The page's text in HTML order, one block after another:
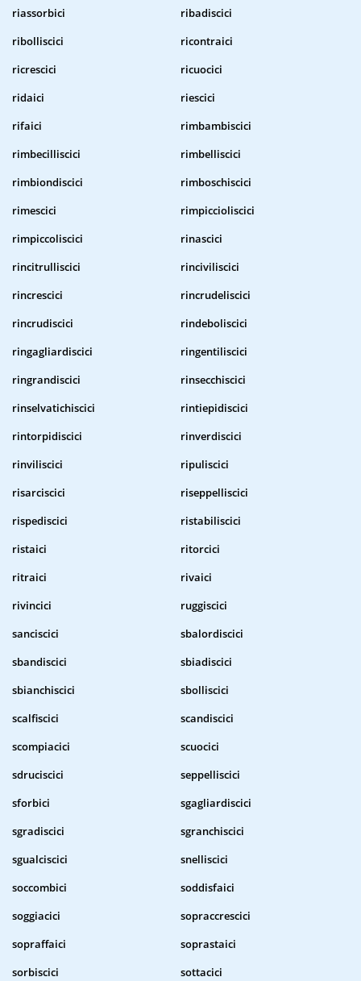
riassorbici
ribadiscici
ribolliscici
ricontraici
ricrescici
ricuocici
ridaici
riescici
rifaici
rimbambiscici
rimbecilliscici
rimbelliscici
rimbiondiscici
rimboschiscici
rimescici
rimpiccioliscici
rimpiccoliscici
rinascici
rincitrulliscici
rinciviliscici
rincrescici
rincrudeliscici
rincrudiscici
rindeboliscici
ringagliardiscici
ringentiliscici
ringrandiscici
rinsecchiscici
rinselvatichiscici
rintiepidiscici
rintorpidiscici
rinverdiscici
rinviliscici
ripuliscici
risarciscici
riseppelliscici
rispediscici
ristabiliscici
ristaici
ritorcici
ritraici
rivaici
rivincici
ruggiscici
sanciscici
sbalordiscici
sbandiscici
sbiadiscici
sbianchiscici
sbolliscici
scalfiscici
scandiscici
scompiacici
scuocici
sdruciscici
seppelliscici
sforbici
sgagliardiscici
sgradiscici
sgranchiscici
sgualciscici
snelliscici
soccombici
soddisfaici
soggiacici
sopraccrescici
sopraffaici
soprastaici
sorbiscici
sottacici